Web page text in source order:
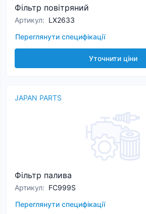
Фільтр повітряний
Артикул: LX2633
Переглянути специфікації
Уточнити ціни
JAPAN PARTS
Фільтр палива
Артикул: FC999S
Переглянути специфікації